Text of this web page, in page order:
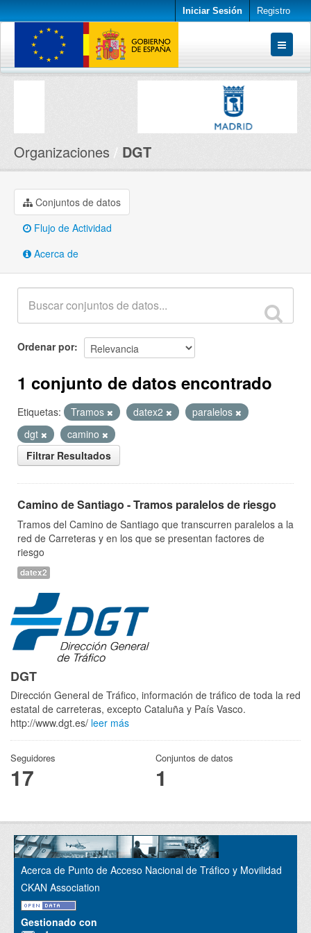
Iniciar Sesión Registro
Conjuntos de datos
Organizaciones DGT
Conjuntos de datos
Flujo de Actividad
Acerca de
Ordenar por
1 conjunto de datos encontrado
Etiquetas: Tramos datex2
paralelos
dgt
camino
Filtrar Resultados
Camino de Santiago - Tramos paralelos de riesgo
Tramos del Camino de Santiago que transcurren paralelos a la
red de Carreteras y en los que se presentan factores de
riesgo
datex2
DGT
Dirección General de Tráfico, información de tráfico de toda la red
estatal de carreteras, excepto Cataluña y País Vasco.
http://www.dgt.es/ leer más
Seguidores
17
Conjuntos de datos
1
Acerca de Punto de Acceso Nacional de Tráfico y Movilidad
CKAN Association
Gestionado con